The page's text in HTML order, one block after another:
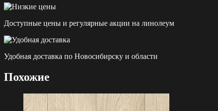
Доступные цены и регулярные акции на линолеум
Удобная доставка по Новосибирску и области
Похожие